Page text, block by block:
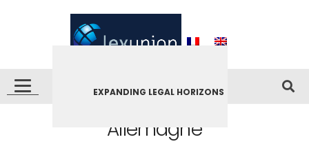
EXPANDING LEGAL HORIZONS
Allemagne